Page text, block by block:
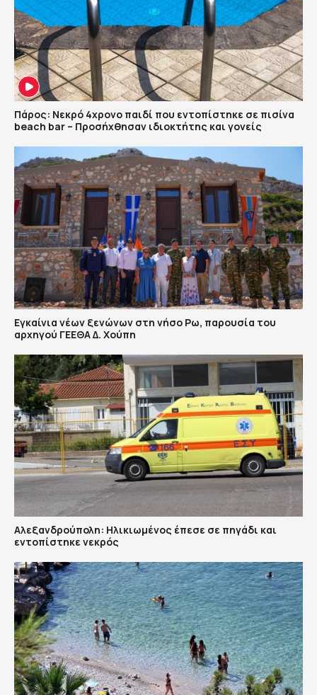
Πάρος: Νεκρό 4χρονο παιδί που εντοπίστηκε σε πισίνα
beach bar – Προσήχθησαν ιδιοκτήτης και γονείς
Εγκαίνια νέων ξενώνων στη νήσο Ρω, παρουσία του
αρχηγού ΓΕΕΘΑ Δ. Χούπη
Αλεξανδρούπολη: Ηλικιωμένος έπεσε σε πηγάδι και
εντοπίστηκε νεκρός